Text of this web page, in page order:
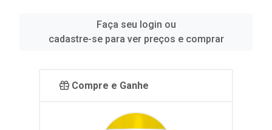
Faça seu login ou
cadastre-se para ver preços e comprar
Compre e Ganhe